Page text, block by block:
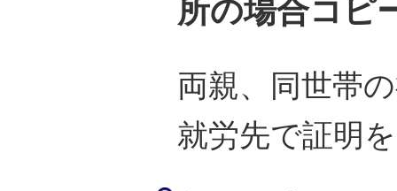
所の場合コピ
両親、同世帯
就労先で証明